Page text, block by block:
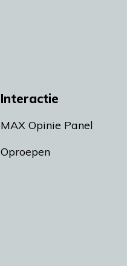
Interactie
MAX Opinie Panel
Oproepen